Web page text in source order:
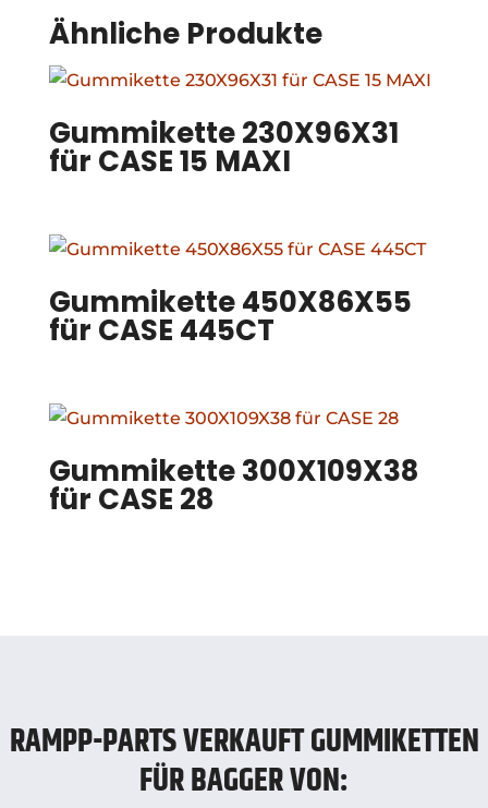
Ähnliche Produkte
Gummikette 230X96X31
für CASE 15 MAXI
Gummikette 450X86X55
für CASE 445CT
Gummikette 300X109X38
für CASE 28
RAMPP-PARTS VERKAUFT GUMMIKETTEN
FÜR BAGGER VON: